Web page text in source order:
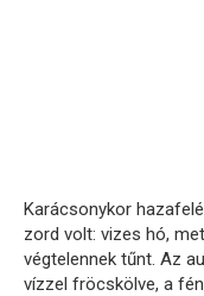
Karácsonykor
zord volt: vizes hó,
végtelennek tűnt. Az
vízzel fröcskölve, a